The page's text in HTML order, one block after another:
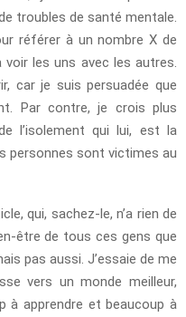
troubles de santé mentale.
référer à un nombre X de
les uns avec les autres.
car je suis persuadée que
Par contre, je crois plus
l’isolement qui lui, est la
personnes sont victimes au
qui, sachez-le, n’a rien de
être de tous ces gens que
pas aussi. J’essaie de me
vers un monde meilleur,
à apprendre et beaucoup à